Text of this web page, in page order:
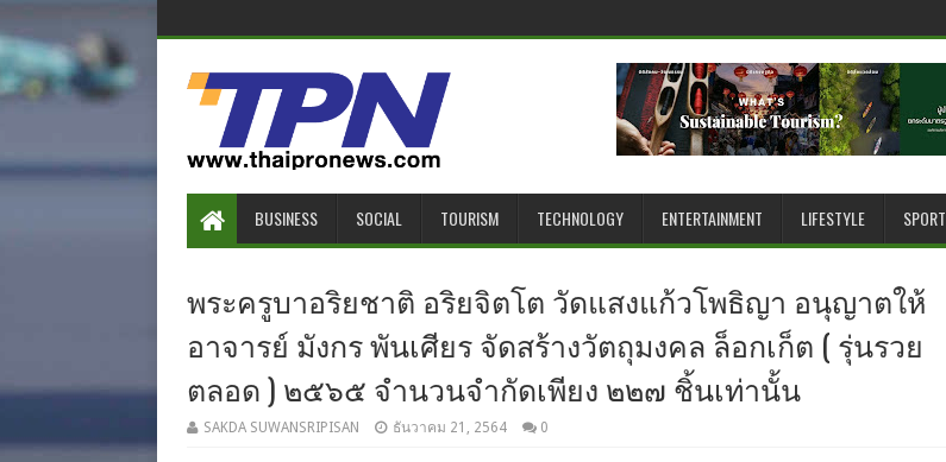
BUSINESS SOCIAL TOURISM TECHNOLOGY ENTERTAINMENT LIFESTYLE SPORT
พระครูบาอริยชาติ อริยจิตโต วัดแสงแก้วโพธิญา อนุญาตให้
อาจารย์ มังกร พันเศียร จัดสร้างวัตถุมงคล ล็อกเก็ต ( รุ่นรวย
ตลอด ) ๒๕๖๕ จำนวนจำกัดเพียง ๒๒๗ ชิ้นเท่านั้น
SAKDA SUWANSRIPISAN ธันวาคม 21, 2564 0